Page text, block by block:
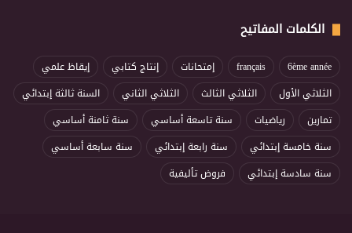
الكلمات المفاتيح
6ème année
français إمتحانات إنتاج كتابي
إيقاظ علمي
الثلاثي الأول
الثلاثي الثالث الثلاثي الثاني
السنة ثالثة إبتدائي
تمارين
رياضيات سنة تاسعة أساسي
سنة ثامنة أساسي
سنة خامسة إبتدائي
سنة رابعة إبتدائي
سنة سابعة أساسي
سنة سادسة إبتدائي
فروض تأليفية